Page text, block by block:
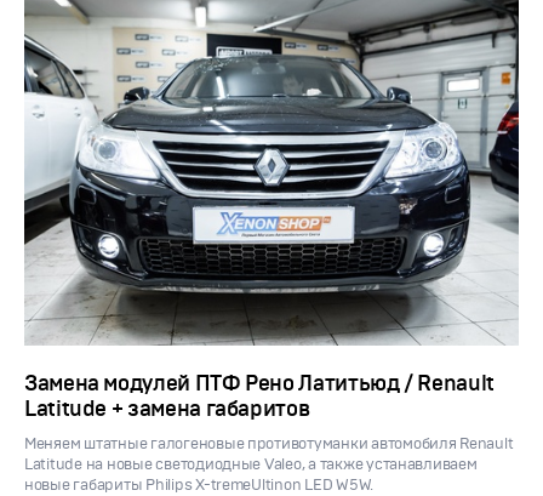
Замена модулей ПТФ Рено Латитьюд / Renault
Latitude + замена габаритов
Меняем штатные галогеновые противотуманки автомобиля Renault
Latitude на новые светодиодные Valeo, а также устанавливаем
новые габариты Philips X-tremeUltinon LED W5W.